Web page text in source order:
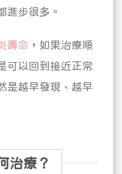
進步很多。
壽命 ，如果治療順
可以回到接近正常
是越早發現、越早
治療？